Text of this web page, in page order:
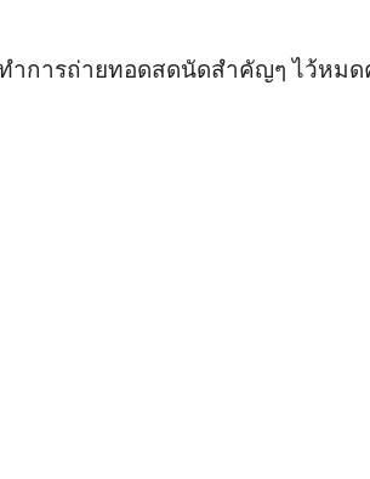
ำการถ่ายทอดสดนัดสำคัญๆ ไว้หมด